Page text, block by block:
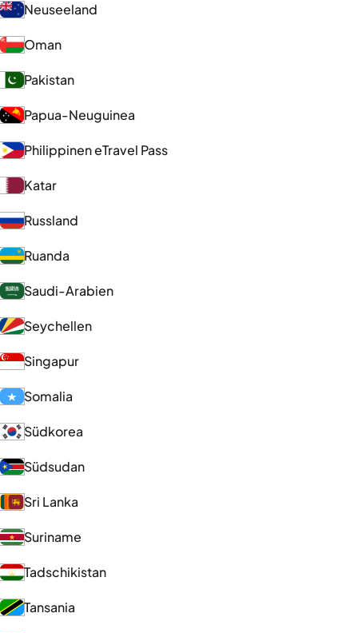
Neuseeland
Oman
Pakistan
Papua-Neuguinea
Philippinen eTravel Pass
Katar
Russland
Ruanda
Saudi-Arabien
Seychellen
Singapur
Somalia
Südkorea
Südsudan
Sri Lanka
Suriname
Tadschikistan
Tansania